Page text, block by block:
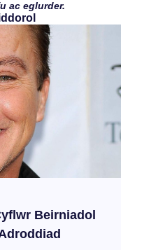
ac eglurder.
Beirniadol